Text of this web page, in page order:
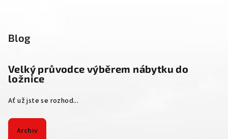
Blog
Velký průvodce výběrem nábytku do
ložnice
Ať už jste se rozhod...
Archiv